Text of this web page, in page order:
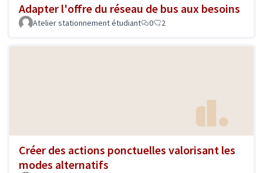
Adapter l'offre du réseau de bus aux besoins
Atelier stationnement étudiant 0 2
Créer des actions ponctuelles valorisant les
modes alternatifs